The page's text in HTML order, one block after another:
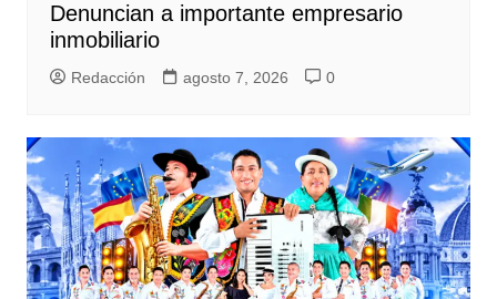
Denuncian a importante empresario
inmobiliario
Redacción agosto 7, 2026 0